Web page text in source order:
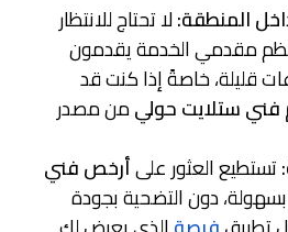
المنطقة:لا تحتاج للانتظار
مقدمي الخدمة يقدمون
قليلة، خاصةً إذا كنت قد
فني ستلايت حوليمن مصدر
تستطيع العثور علىأرخص فني
بسهولة، دون التضحية بجودة